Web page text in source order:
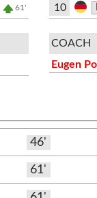
61'
10
COACH
Eugen
46'
61'